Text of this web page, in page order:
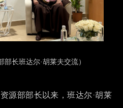
部长班达尔·胡莱夫交流）
源部部长以来，班达尔·胡莱